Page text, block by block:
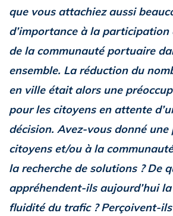
que vous attachiez aussi
d’importance à la
de la communauté portuaire
ensemble. La réduction du
en ville était alors une
pour les citoyens en attente
décision. Avez-vous donné une
citoyens et/ou à la
la recherche de solutions ? De
appréhendent-ils aujourd’hui
fluidité du trafic ? Perçoivent-